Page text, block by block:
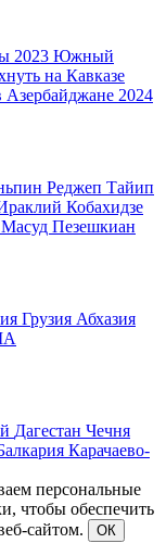
2023 Южный
на Кавказе
2024
Реджеп Тайип
Кобахидзе
Масуд Пезешкиан
Грузия Абхазия
Дагестан Чечня
Карачаево-
персональные
чтобы обеспечить
сайтом.
ОК